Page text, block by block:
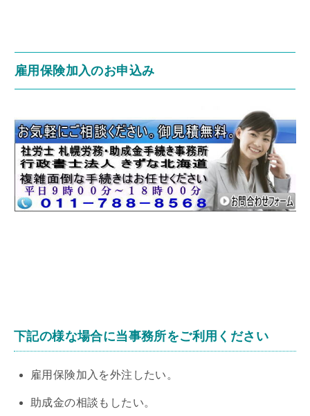
雇用保険加入のお申込み
下記の様な場合に当事務所をご利用ください
雇用保険加入を外注したい。
助成金の相談もしたい。